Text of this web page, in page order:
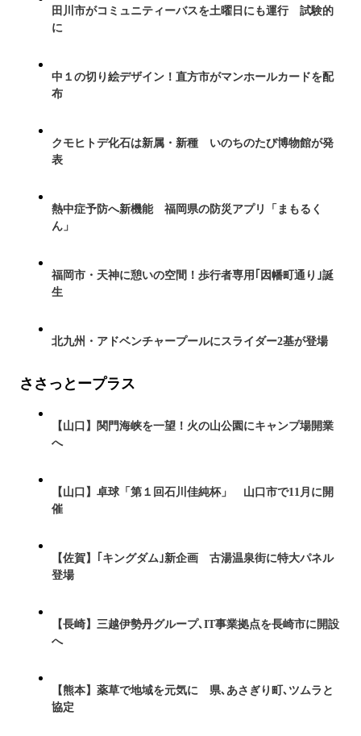
田川市がコミュニティーバスを土曜日にも運行 試験的
に
中１の切り絵デザイン！直方市がマンホールカードを配
布
クモヒトデ化石は新属・新種 いのちのたび博物館が発
表
熱中症予防へ新機能 福岡県の防災アプリ「まもるく
ん」
福岡市・天神に憩いの空間！歩行者専用｢因幡町通り｣誕
生
北九州・アドベンチャープールにスライダー2基が登場
ささっとープラス
【山口】関門海峡を一望！火の山公園にキャンプ場開業
へ
【山口】卓球「第１回石川佳純杯」 山口市で11月に開
催
【佐賀】｢キングダム｣新企画 古湯温泉街に特大パネル
登場
【長崎】三越伊勢丹グループ､IT事業拠点を長崎市に開設
へ
【熊本】薬草で地域を元気に 県､あさぎり町､ツムラと
協定